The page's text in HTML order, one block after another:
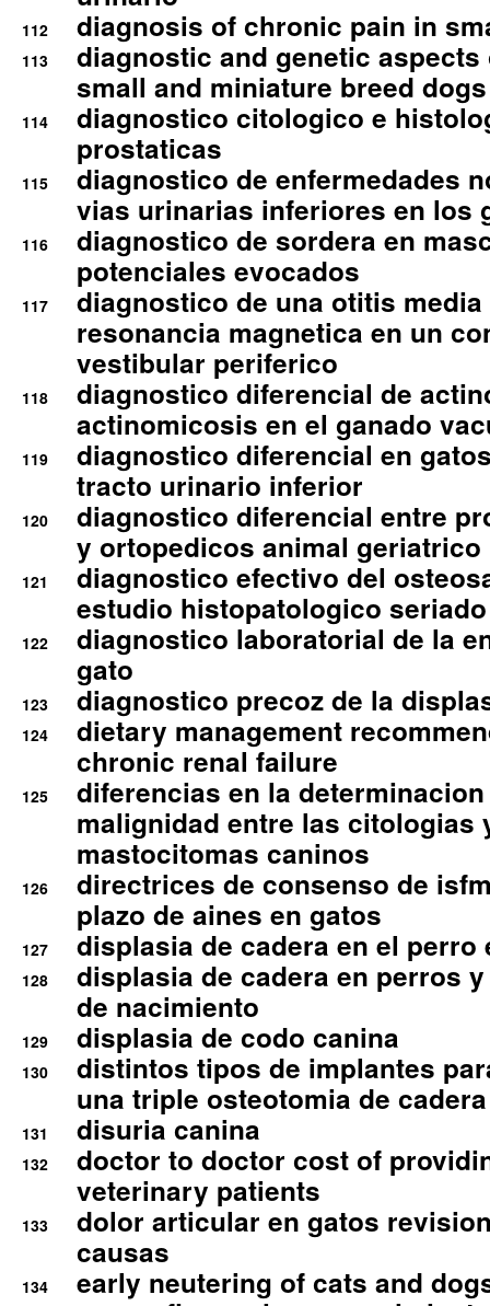
112 diagnosis of chronic pain in
113
diagnostic and genetic
small and miniature breed
114
diagnostico citologico e
prostaticas
115
diagnostico de enfermedades
vias urinarias inferiores en los
116
diagnostico de sordera en
potenciales evocados
117
diagnostico de una otitis
resonancia magnetica en un
vestibular periferico
118
diagnostico diferencial de
actinomicosis en el ganado
119
diagnostico diferencial en
tracto urinario inferior
120
diagnostico diferencial entre
y ortopedicos animal geriatrico
121
diagnostico efectivo del
estudio histopatologico seriado
122
diagnostico laboratorial de la
gato
123 diagnostico precoz de la
124
dietary management
chronic renal failure
125
diferencias en la
malignidad entre las citologias
mastocitomas caninos
126
directrices de consenso de
plazo de aines en gatos
127 displasia de cadera en el perro
128
displasia de cadera en perros
de nacimiento
129 displasia de codo canina
130
distintos tipos de implantes
una triple osteotomia de cadera
131 disuria canina
132
doctor to doctor cost of
veterinary patients
133
dolor articular en gatos
causas
134 early neutering of cats and